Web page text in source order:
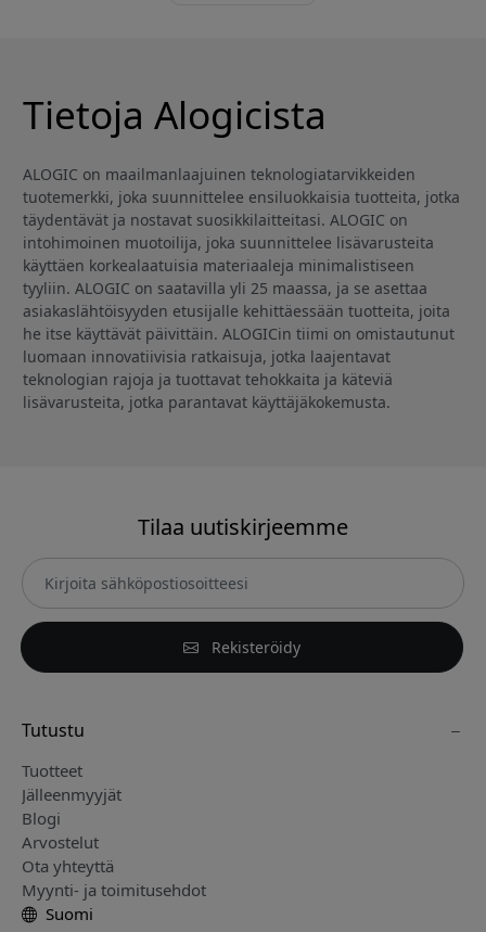
Tietoja Alogicista
ALOGIC on maailmanlaajuinen teknologiatarvikkeiden
tuotemerkki, joka suunnittelee ensiluokkaisia tuotteita, jotka
täydentävät ja nostavat suosikkilaitteitasi. ALOGIC on
intohimoinen muotoilija, joka suunnittelee lisävarusteita
käyttäen korkealaatuisia materiaaleja minimalistiseen
tyyliin. ALOGIC on saatavilla yli 25 maassa, ja se asettaa
asiakaslähtöisyyden etusijalle kehittäessään tuotteita, joita
he itse käyttävät päivittäin. ALOGICin tiimi on omistautunut
luomaan innovatiivisia ratkaisuja, jotka laajentavat
teknologian rajoja ja tuottavat tehokkaita ja käteviä
lisävarusteita, jotka parantavat käyttäjäkokemusta.
Tilaa uutiskirjeemme
Rekisteröidy
Tutustu
Tuotteet
Jälleenmyyjät
Blogi
Arvostelut
Ota yhteyttä
Myynti- ja toimitusehdot
Suomi